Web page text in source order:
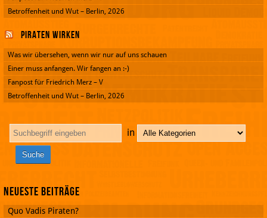
Betroffenheit und Wut – Berlin, 2026
Piraten wirken
Was wir übersehen, wenn wir nur auf uns schauen
Einer muss anfangen. Wir fangen an :-)
Fanpost für Friedrich Merz – V
Betroffenheit und Wut – Berlin, 2026
in
Neueste Beiträge
Quo Vadis Piraten?